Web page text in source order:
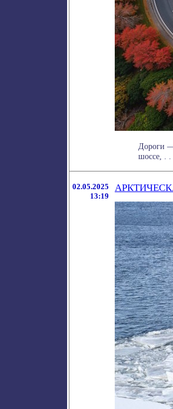
Дороги —
шоссе, . .
02.05.2025
13:19